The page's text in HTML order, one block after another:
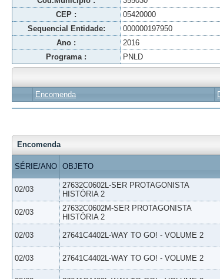
CEP :
05420000
Sequencial Entidade:
000000197950
Ano :
2016
Programa :
PNLD
Encomenda
Encomenda
SÉRIE/ANO OBJETO
02/03
27632C0602L-SER PROTAGONISTA
HISTÓRIA 2
02/03
27632C0602M-SER PROTAGONISTA
HISTÓRIA 2
02/03 27641C4402L-WAY TO GO! - VOLUME 2
02/03 27641C4402L-WAY TO GO! - VOLUME 2